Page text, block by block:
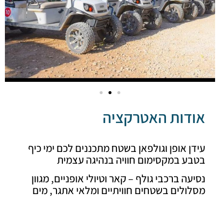
האטרקציה
אופן וגולפאן בשטח מתכננים לכם ימי כיף
במקסימום חוויה בנהיגה עצמית
ברכבי גולף – קאר וטיולי אופניים, מגוון
בשטחים חוויתיים ומלאי אתגר, מים